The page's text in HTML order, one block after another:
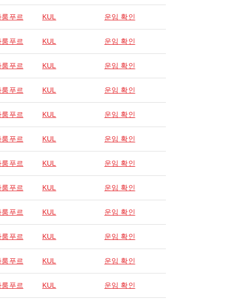
룸푸르 KUL 운임 확인
룸푸르 KUL 운임 확인
룸푸르 KUL 운임 확인
룸푸르 KUL 운임 확인
룸푸르 KUL 운임 확인
룸푸르 KUL 운임 확인
룸푸르 KUL 운임 확인
룸푸르 KUL 운임 확인
룸푸르 KUL 운임 확인
룸푸르 KUL 운임 확인
룸푸르 KUL 운임 확인
룸푸르 KUL 운임 확인